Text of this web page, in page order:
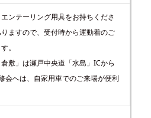
ンテーリング用具をお持ちくださ
ますので、受付時から運動着のご
。
敷」は瀬戸中央道「水島」ICから
会へは、自家用車でのご来場が便利